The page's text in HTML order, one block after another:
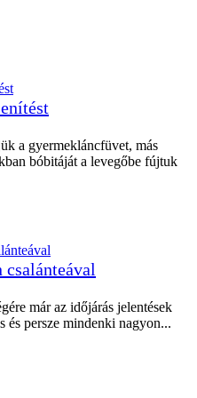
a gyermekláncfüvet, más
bóbitáját a levegőbe fújtuk
csalánteával
már az időjárás jelentések
persze mindenki nagyon...